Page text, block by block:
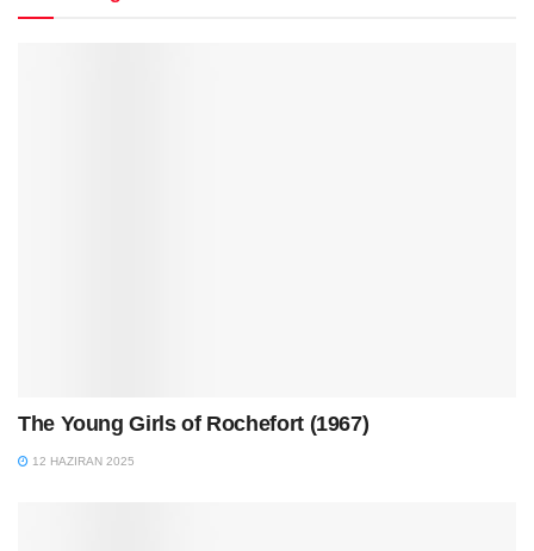
The Young Girls of Rochefort (1967)
12 HAZIRAN 2025